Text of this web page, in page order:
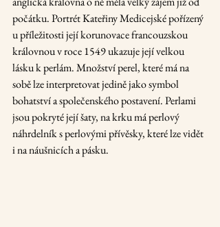
počátku. Portrét Kateřiny Medicejské pořízený
u příležitosti její korunovace francouzskou
královnou v roce 1549 ukazuje její velkou
lásku k perlám. Množství perel, které má na
sobě lze interpretovat jedině jako symbol
bohatství a společenského postavení. Perlami
jsou pokryté její šaty, na krku má perlový
náhrdelník s perlovými přívěsky, které lze vidět
i na náušnicích a pásku.